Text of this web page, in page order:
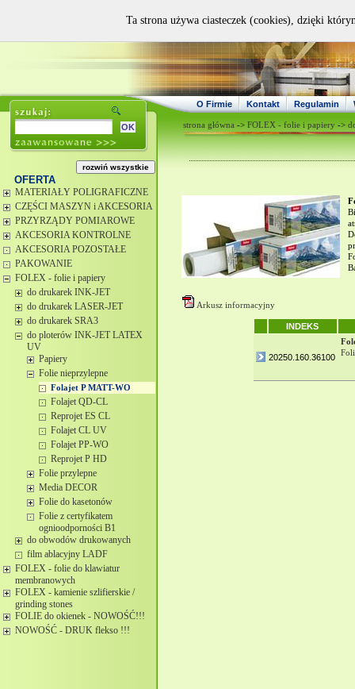
O Firmie Kontakt Regulamin
OFERTA
MATERIAŁY POLIGRAFICZNE
CZĘŚCI MASZYN i AKCESORIA
PRZYRZĄDY POMIAROWE
AKCESORIA KONTROLNE
AKCESORIA POZOSTAŁE
PAKOWANIE
FOLEX - folie i papiery
do drukarek INK-JET
do drukarek LASER-JET
do drukarek SRA3
do ploterów INK-JET LATEX
UV
Papiery
Folie nieprzylepne
Folajet P MATT-WO
Folajet QD-CL
Reprojet ES CL
Folajet CL UV
Folajet PP-WO
Reprojet P HD
Folie przylepne
Media DECOR
Folie do kasetonów
Folie z certyfikatem
ognioodporności B1
do obwodów drukowanych
film ablacyjny LADF
FOLEX - folie do klawiatur
membranowych
FOLEX - kamienie szlifierskie /
grinding stones
FOLIE do okienek - NOWOŚĆ!!!
NOWOŚĆ - DRUK flekso !!!
strona główna -> FOLEX - folie i papiery ->
Arkusz informacyjny
INDEKS
20250.160.36100
Ta strona używa ciasteczek (cookies), dzięki